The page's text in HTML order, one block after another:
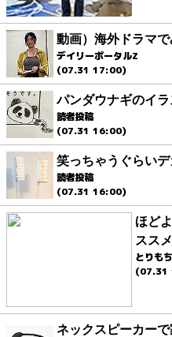
動画）海外ドラマ
デイリーポータルZ
(07.31 17:00)
パンダウナギのイ
読者投稿
(07.31 16:00)
笑っちゃうぐらい
読者投稿
(07.31 16:00)
ほど
ススメ
とりも
(07.31
ネックスピーカー